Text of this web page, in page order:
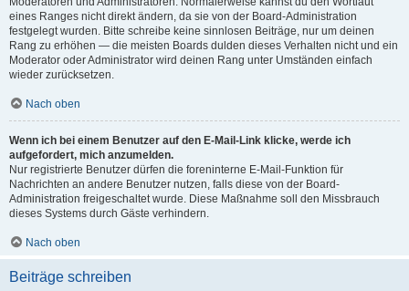
eines Ranges nicht direkt ändern, da sie von der Board-Administration
festgelegt wurden. Bitte schreibe keine sinnlosen Beiträge, nur um deinen
Rang zu erhöhen — die meisten Boards dulden dieses Verhalten nicht und ein
Moderator oder Administrator wird deinen Rang unter Umständen einfach
wieder zurücksetzen.
Nach oben
Wenn ich bei einem Benutzer auf den E-Mail-Link klicke, werde ich
aufgefordert, mich anzumelden.
Nur registrierte Benutzer dürfen die foreninterne E-Mail-Funktion für
Nachrichten an andere Benutzer nutzen, falls diese von der Board-
Administration freigeschaltet wurde. Diese Maßnahme soll den Missbrauch
dieses Systems durch Gäste verhindern.
Nach oben
Beiträge schreiben